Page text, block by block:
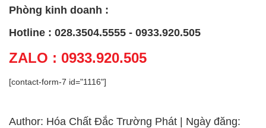
Phòng kinh doanh :
Hotline : 028.3504.5555 - 0933.920.505
ZALO : 0933.920.505
[contact-form-7 id="1116"]
Author: Hóa Chất Đắc Trường Phát | Ngày đăng: